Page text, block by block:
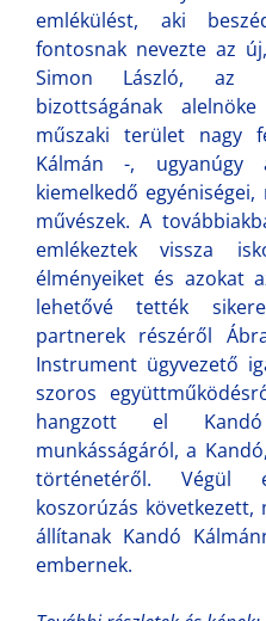
emlékülést, aki
fontosnak nevezte az
Simon László, az
bizottságának
műszaki terület nagy
Kálmán -, ugyanúgy
kiemelkedő
művészek. A
emlékeztek vissza
élményeiket és azokat
lehetővé tették
partnerek részéről
Instrument ügyvezető
szoros
hangzott el
munkásságáról, a
történetéről. Végül
koszorúzás következett,
állítanak Kandó
embernek.